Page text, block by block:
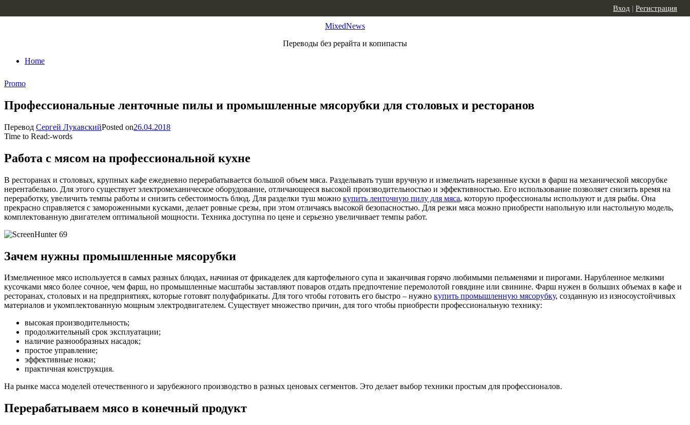
MixedNews
Переводы без рерайта и копипасты
Home
Вход | Регистрация
Promo
Профессиональные ленточные пилы и промышленные мясорубки для столовых и ресторанов
Перевод Сергей ЛукавскийPosted on26.04.2018
Time to Read:-words
Работа с мясом на профессиональной кухне
В ресторанах и столовых, крупных кафе ежедневно перерабатывается большой объем мяса. Разделывать туши вручную и измельчать нарезанные куски в фарш на механической мясорубке
нерентабельно. Для этого существует электромеханическое оборудование, отличающееся высокой производительностью и эффективностью. Его использование позволяет снизить время на
переработку, увеличить темпы работы и снизить себестоимость блюд. Для разделки туш можно купить ленточную пилу для мяса, которую профессионалы используют и для рыбы. Она
прекрасно справляется с замороженными кусками, делает ровные срезы, при этом отличаясь высокой безопасностью. Для резки мяса можно приобрести напольную или настольную модель,
комплектованную двигателем оптимальной мощности. Техника доступна по цене и серьезно увеличивает темпы работ.
Зачем нужны промышленные мясорубки
Измельченное мясо используется в самых разных блюдах, начиная от фрикаделек для картофельного супа и заканчивая горячо любимыми пельменями и пирогами. Нарубленное мелкими
кусочками мясо более сочное, чем фарш, но промышленные масштабы заставляют поваров отдать предпочтение перемолотой говядине или свинине. Фарш нужен в больших объемах в кафе и
ресторанах, столовых и на предприятиях, которые готовят полуфабрикаты. Для того чтобы готовить его быстро – нужно купить промышленную мясорубку, созданную из износоустойчивых
материалов и укомплектованную мощным электродвигателем. Существует множество причин, для того чтобы приобрести профессиональную технику:
высокая производительность;
продолжительный срок эксплуатации;
наличие разнообразных насадок;
простое управление;
эффективные ножи;
практичная конструкция.
На рынке масса моделей отечественного и зарубежного производство в разных ценовых сегментов. Это делает выбор техники простым для профессионалов.
Перерабатываем мясо в конечный продукт